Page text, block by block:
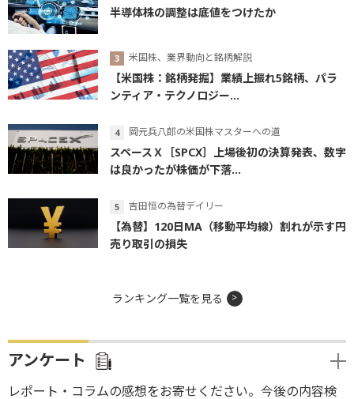
半導体株の調整は底値をつけたか
米国株、業界動向と銘柄解説
【米国株：銘柄発掘】業績上振れ5銘柄、パラ
ンティア・テクノロジー...
岡元兵八郎の米国株マスターへの道
スペースＸ［SPCX］上場後初の決算発表、数字
は良かったが株価が下落...
吉田恒の為替デイリー
【為替】120日MA（移動平均線）割れが示す円
売り取引の損失
ランキング一覧を見る
アンケート
レポート・コラムの感想をお寄せください。今後の内容検